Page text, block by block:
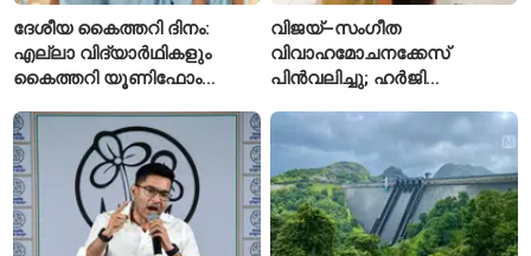
ദേശീയ കൈത്തറി ദിനം:
എല്ലാ വിദ്യാർഥികളും
കൈത്തറി യൂണിഫോം
സ്കൂൾ വേറിട്ട മാതൃക
വിജയ്–സംഗീത
വിവാഹമോചനക്കേസ്
പിൻവലിച്ചു; ഹർജി
അവസാനിപ്പിച്ച് കോടതി